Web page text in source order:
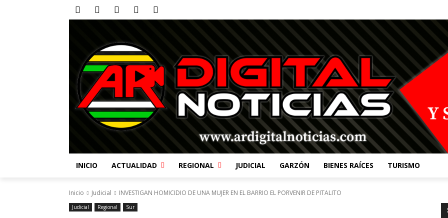
INICIO ACTUALIDAD REGIONAL JUDICIAL GARZÓN BIENES RAÍCES TURISMO
Inicio Judicial INVESTIGAN HOMICIDIO DE UNA MUJER EN EL BARRIO EL PORVENIR DE PITALITO
Judicial Regional Sur